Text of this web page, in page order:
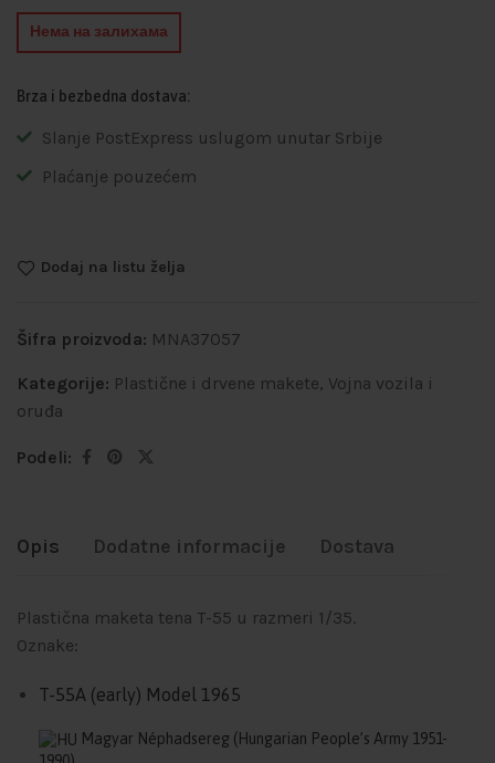
Нема на залихама
Brza i bezbedna dostava:
Slanje PostExpress uslugom unutar Srbije
Plaćanje pouzećem
Dodaj na listu želja
Šifra proizvoda: MNA37057
Kategorije: Plastične i drvene makete, Vojna vozila i
oruđa
Podeli:
Opis Dodatne informacije Dostava
Plastična maketa tena T-55 u razmeri 1/35.
Oznake:
T-55A (early) Model 1965
Magyar Néphadsereg (Hungarian People’s Army 1951-